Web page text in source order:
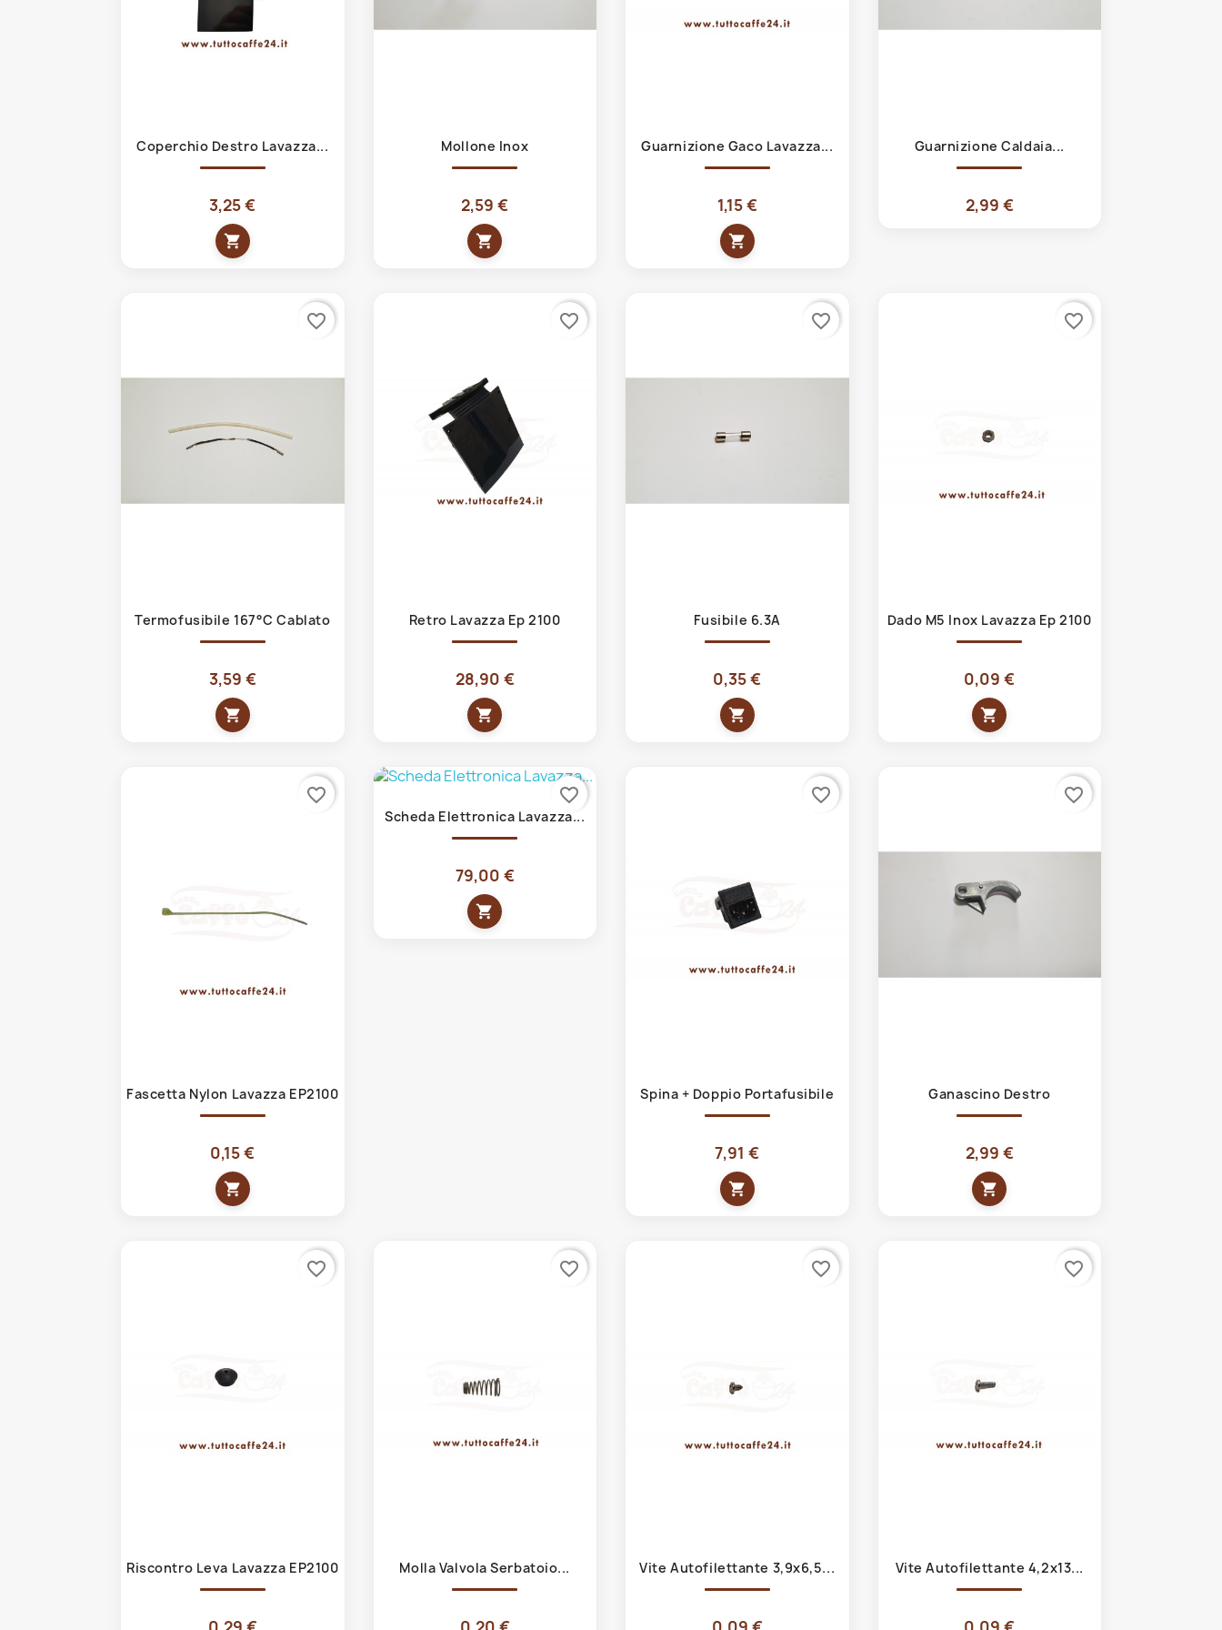
Coperchio Destro Lavazza...
3,25 €
shopping_cart
Mollone Inox
2,59 €
shopping_cart
Guarnizione Gaco Lavazza...
1,15 €
shopping_cart
Guarnizione Caldaia...
2,99 €
Termofusibile 167°C Cablato
3,59 €
shopping_cart
favorite_border
Retro Lavazza Ep 2100
28,90 €
shopping_cart
favorite_border
Fusibile 6.3A
0,35 €
shopping_cart
favorite_border
Dado M5 Inox Lavazza Ep 2100
0,09 €
shopping_cart
favorite_border
Fascetta Nylon Lavazza EP2100
0,15 €
shopping_cart
favorite_border
Scheda Elettronica Lavazza...
79,00 €
shopping_cart
favorite_border
Spina + Doppio Portafusibile
7,91 €
shopping_cart
favorite_border
Ganascino Destro
2,99 €
shopping_cart
favorite_border
Riscontro Leva Lavazza EP2100
favorite_border
Molla Valvola Serbatoio...
favorite_border
Vite Autofilettante 3,9x6,5...
favorite_border
Vite Autofilettante 4,2x13...
favorite_border